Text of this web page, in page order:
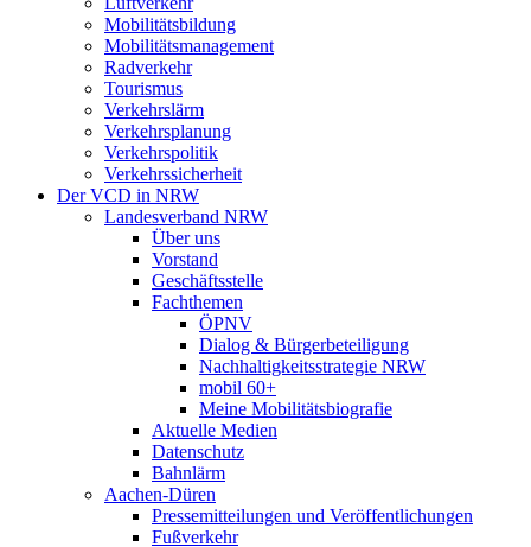
Mobilitätsbildung
Mobilitätsmanagement
Radverkehr
Tourismus
Verkehrslärm
Verkehrsplanung
Verkehrspolitik
Verkehrssicherheit
Der VCD in NRW
Landesverband NRW
Über uns
Vorstand
Geschäftsstelle
Fachthemen
ÖPNV
Dialog & Bürgerbeteiligung
Nachhaltigkeitsstrategie NRW
mobil 60+
Meine Mobilitätsbiografie
Aktuelle Medien
Datenschutz
Bahnlärm
Aachen-Düren
Pressemitteilungen und Veröffentlichungen
Fußverkehr